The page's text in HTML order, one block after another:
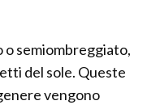
o semiombreggiato,
del sole. Queste
vengono